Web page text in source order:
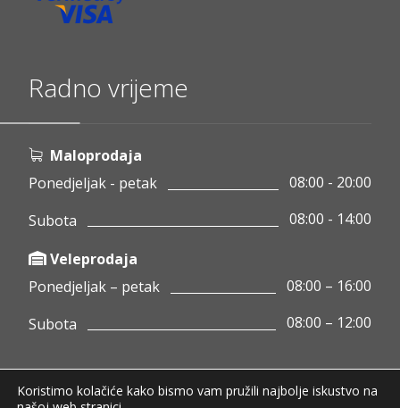
Radno vrijeme
Maloprodaja
Ponedjeljak - petak
08:00 - 20:00
Subota
08:00 - 14:00
Veleprodaja
Ponedjeljak – petak
08:00 – 16:00
Subota
08:00 – 12:00
Koristimo kolačiće kako bismo vam pružili najbolje iskustvo na